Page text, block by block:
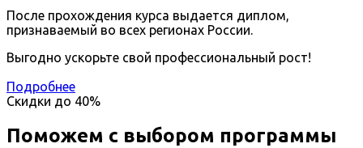
После прохождения курса выдается диплом,
признаваемый во всех регионах России.
Выгодно ускорьте свой профессиональный рост!
Подробнее
Скидки до 40%
Поможем с выбором программы